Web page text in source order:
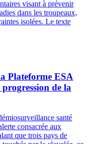
visant à prévenir
dans les troupeaux,
isolées. Le texte
Plateforme ESA
de la
santé
consacrée aux
que trois pays de